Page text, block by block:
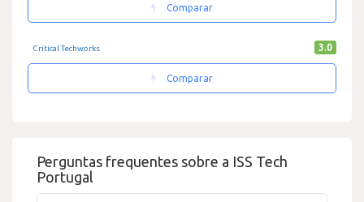
Perguntas frequentes sobre a ISS Tech
Portugal
Comparar
Critical Techworks 3.0
Comparar